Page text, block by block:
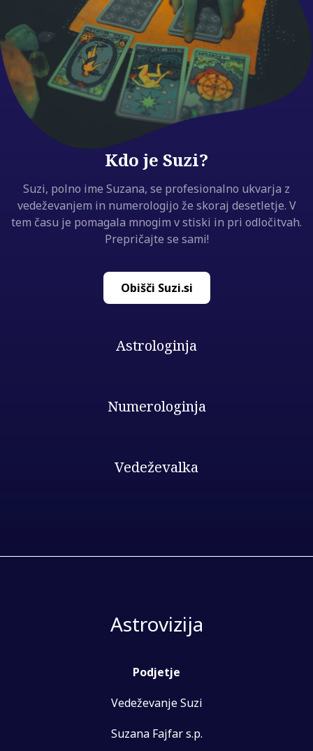
Kdo je Suzi?
Suzi, polno ime Suzana, se profesionalno ukvarja z
vedeževanjem in numerologijo že skoraj desetletje. V
tem času je pomagala mnogim v stiski in pri odločitvah.
Prepričajte se sami!
Obišči Suzi.si
Astrologinja
Numerologinja
Vedeževalka
Astrovizija
Podjetje
Vedeževanje Suzi
Suzana Fajfar s.p.